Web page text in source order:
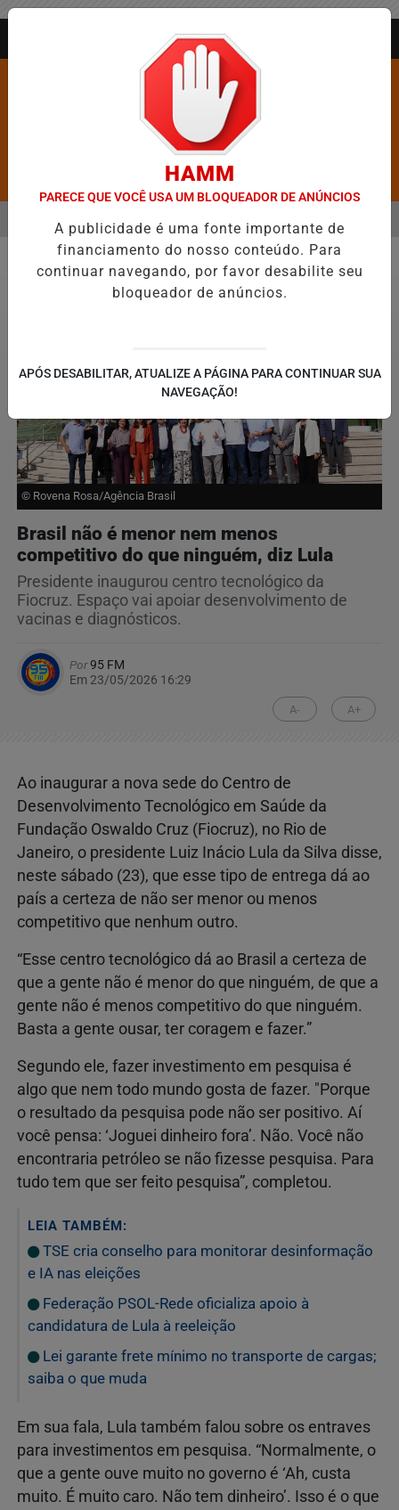
Pesquisar Notícia
EM JEQUIÉ E REFORÇA PROGRAMAÇÃO COM THALLES
EM ALTA
MENU
Política
© Rovena Rosa/Agência Brasil
Brasil não é menor nem menos
competitivo do que ninguém, diz Lula
Presidente inaugurou centro tecnológico da
Fiocruz. Espaço vai apoiar desenvolvimento de
vacinas e diagnósticos.
Por95 FM
Em 23/05/2026 16:29
A- A+
Ao inaugurar a nova sede do Centro de
Desenvolvimento Tecnológico em Saúde da
Fundação Oswaldo Cruz (Fiocruz), no Rio de
Janeiro, o presidente Luiz Inácio Lula da Silva disse,
neste sábado (23), que esse tipo de entrega dá ao
país a certeza de não ser menor ou menos
competitivo que nenhum outro.
“Esse centro tecnológico dá ao Brasil a certeza de
que a gente não é menor do que ninguém, de que a
gente não é menos competitivo do que ninguém.
Basta a gente ousar, ter coragem e fazer.”
Segundo ele, fazer investimento em pesquisa é
algo que nem todo mundo gosta de fazer. "Porque
o resultado da pesquisa pode não ser positivo. Aí
você pensa: ‘Joguei dinheiro fora’. Não. Você não
encontraria petróleo se não fizesse pesquisa. Para
tudo tem que ser feito pesquisa”, completou.
LEIA TAMBÉM:
TSE cria conselho para monitorar desinformação
e IA nas eleições
Federação PSOL-Rede oficializa apoio à
candidatura de Lula à reeleição
Lei garante frete mínimo no transporte de cargas;
saiba o que muda
Em sua fala, Lula também falou sobre os entraves
para investimentos em pesquisa. “Normalmente, o
que a gente ouve muito no governo é ‘Ah, custa
muito. É muito caro. Não tem dinheiro’. Isso é o que
HAMM
PARECE QUE VOCÊ USA UM BLOQUEADOR DE ANÚNCIOS
A publicidade é uma fonte importante de
financiamento do nosso conteúdo. Para
continuar navegando, por favor desabilite seu
bloqueador de anúncios.
APÓS DESABILITAR, ATUALIZE A PÁGINA PARA CONTINUAR SUA
NAVEGAÇÃO!